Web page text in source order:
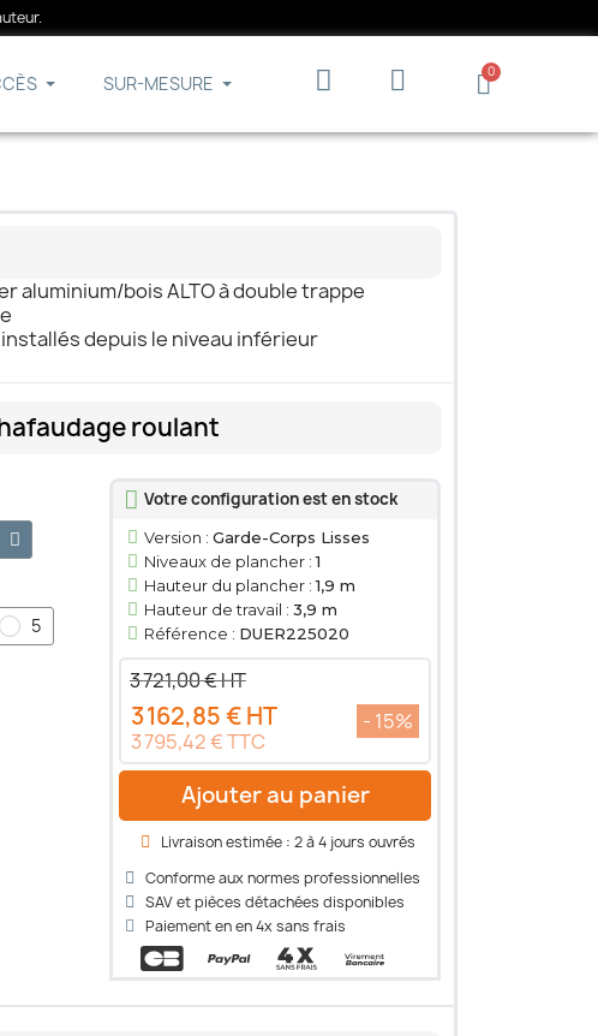
SUR-MESURE
aluminium/bois ALTO à double trappe
depuis le niveau inférieur
roulant
5
Votre configuration est en stock
Version : Garde-Corps Lisses
Niveaux de plancher :1
Hauteur du plancher :1,9 m
Hauteur de travail : 3,9 m
Référence : DUER225020
3 721,00 € HT
3 162,85 € HT
3 795,42 € TTC
- 15%
Ajouter au panier
Livraison estimée : 2 à 4 jours ouvrés
Conforme aux normes professionnelles
SAV et pièces détachées disponibles
Paiement en en 4x sans frais